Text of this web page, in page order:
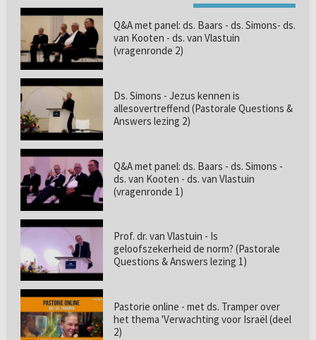
Q&A met panel: ds. Baars - ds. Simons- ds.
van Kooten - ds. van Vlastuin
(vragenronde 2)
Ds. Simons - Jezus kennen is
allesovertreffend (Pastorale Questions &
Answers lezing 2)
Q&A met panel: ds. Baars - ds. Simons -
ds. van Kooten - ds. van Vlastuin
(vragenronde 1)
Prof. dr. van Vlastuin - Is
geloofszekerheid de norm? (Pastorale
Questions & Answers lezing 1)
Pastorie online - met ds. Tramper over
het thema 'Verwachting voor Israël (deel
2)